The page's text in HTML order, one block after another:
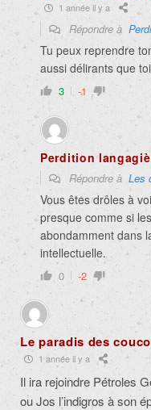
1 année il y a
Répondre à
Tu peux reprendre
aussi délirants que
3 -1
Perdition
Répondre à Les
Vous êtes drôles à
presque comme si
abondamment dans
intellectuelle.
0 -2
Le paradis des
1 année il y a
Il ira rejoindre Pétroles
ou Jos l’indigros à son